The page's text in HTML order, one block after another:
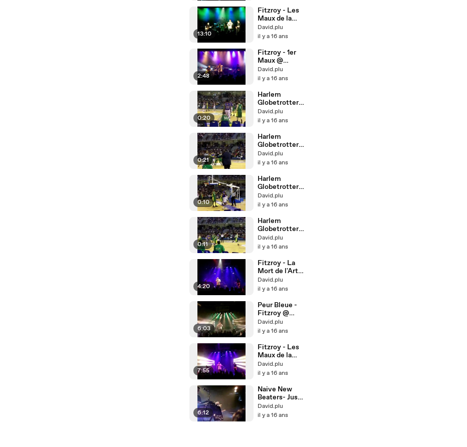
13:10
Fitzroy - Les
Maux de la
Faim & Peur
Bleue @
David.plu
il y a 16 ans
2:48
Fitzroy - 1er
Maux @
Espace Julien
David.plu
il y a 16 ans
0:20
Harlem
Globetrotters
à Toulon 4
David.plu
il y a 16 ans
0:21
Harlem
Globetrotters
à Toulon 3
David.plu
il y a 16 ans
0:10
Harlem
Globetrotters
à Toulon 2
David.plu
il y a 16 ans
0:11
Harlem
Globetrotters
à Toulon
David.plu
il y a 16 ans
4:20
Fitzroy - La
Mort de l'Art
@ Jas'Rod
David.plu
il y a 16 ans
6:03
Peur Bleue -
Fitzroy @
Jas'Rod
David.plu
il y a 16 ans
7:55
Fitzroy - Les
Maux de la
Faim @
Jas'Rod
David.plu
il y a 16 ans
6:12
Naive New
Beaters- Just
Another Day &
Live Good @
David.plu
il y a 16 ans